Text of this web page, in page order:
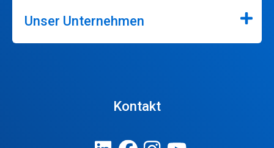
Unser Unternehmen
Kontakt